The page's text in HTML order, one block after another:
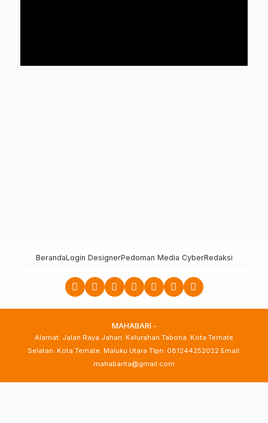
BerandaLogin DesignerPedoman Media CyberRedaksi
MAHABARI -
Alamat: Jalan Raya Jahan. Kelurahan Tabona. Kota Ternate
Selatan. Kota Ternate. Maluku Utara Tlpn: 081244252022 Email:
mahabarita@gmail.com